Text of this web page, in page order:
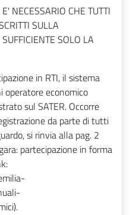
NECESSARIO CHE TUTTI
SULLA
SOLO LA
in RTI, il sistema
operatore economico
sul SATER. Occorre
da parte di tutti
si rinvia alla pag. 2
partecipazione in forma